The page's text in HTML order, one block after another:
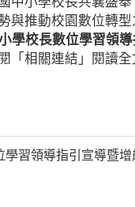
與推動校園數位轉型
學校長數位學習領
「相關連結」閱讀全
學習領導指引宣導暨